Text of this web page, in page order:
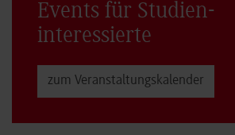
Events für Studien­
interessierte
zum Veranstaltungs­kalender